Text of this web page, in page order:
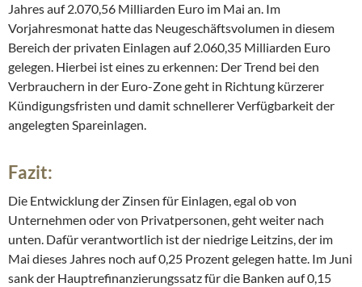
Jahres auf 2.070,56 Milliarden Euro im Mai an. Im
Vorjahresmonat hatte das Neugeschäftsvolumen in diesem
Bereich der privaten Einlagen auf 2.060,35 Milliarden Euro
gelegen. Hierbei ist eines zu erkennen: Der Trend bei den
Verbrauchern in der Euro-Zone geht in Richtung kürzerer
Kündigungsfristen und damit schnellerer Verfügbarkeit der
angelegten Spareinlagen.
Fazit:
Die Entwicklung der Zinsen für Einlagen, egal ob von
Unternehmen oder von Privatpersonen, geht weiter nach
unten. Dafür verantwortlich ist der niedrige Leitzins, der im
Mai dieses Jahres noch auf 0,25 Prozent gelegen hatte. Im Juni
sank der Hauptrefinanzierungssatz für die Banken auf 0,15